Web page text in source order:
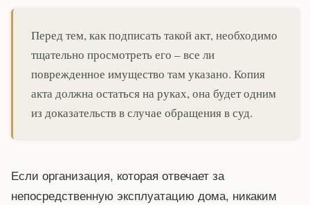
Перед тем, как подписать такой акт, необходимо
тщательно просмотреть его – все ли
поврежденное имущество там указано. Копия
акта должна остаться на руках, она будет одним
из доказательств в случае обращения в суд.
Если организация, которая отвечает за
непосредственную эксплуатацию дома, никаким